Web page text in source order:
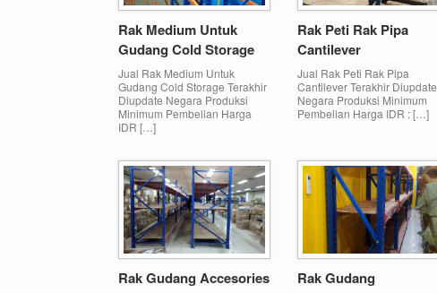
Rak Medium Untuk
Gudang Cold Storage
Jual Rak Medium Untuk
Gudang Cold Storage Terakhir
Diupdate Negara Produksi
Minimum Pembelian Harga
IDR […]
Rak Peti Rak Pipa
Cantilever
Jual Rak Peti Rak Pipa
Cantilever Terakhir Diupdate
Negara Produksi Minimum
Pembelian Harga IDR : […]
Rak Gudang Accesories Rak Gudang